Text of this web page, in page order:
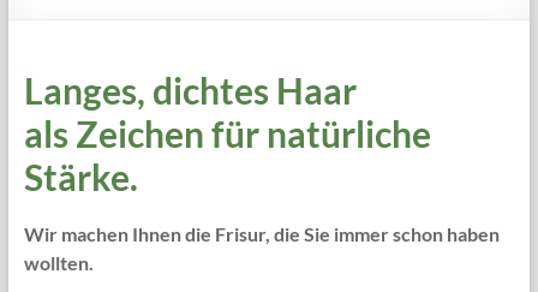
und
Ihre
Schönheit
Langes, dichtes Haar
als Zeichen für natürliche
Stärke.
Wir machen Ihnen die Frisur, die Sie immer schon haben
wollten.